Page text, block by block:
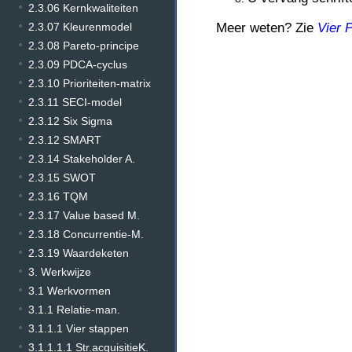
2.3.06 Kernkwaliteiten
2.3.07 Kleurenmodel
2.3.08 Pareto-principe
2.3.09 PDCA-cyclus
2.3.10 Prioriteiten-matrix
2.3.11 SECI-model
2.3.12 Six Sigma
2.3.12 SMART
2.3.14 Stakeholder A.
2.3.15 SWOT
2.3.16 TQM
2.3.17 Value based M.
2.3.18 Concurrentie-M.
2.3.19 Waardeketen
3. Werkwijze
3.1 Werkvormen
3.1.1 Relatie-man.
3.1.1.1 Vier stappen
3.1.1.1.1 Str.acquisitieK.
Meer weten? Zie Vier